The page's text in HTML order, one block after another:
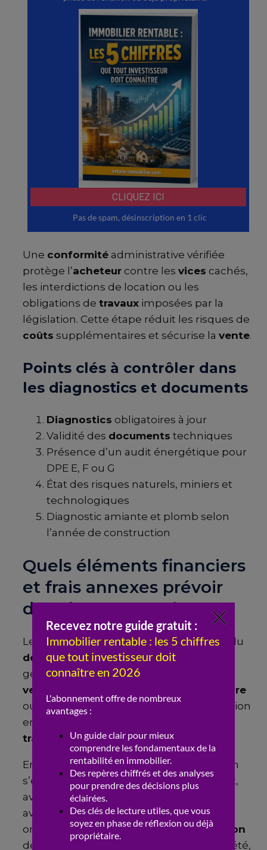
Une conformité administrative vérifiée
protège l’acheteur contre les vices cachés,
les interdictions de location ou les
obligations de travaux imposées par la
législation. Cette étape réduit les risques de
coûts supplémentaires et sécurise la vente.
Points clés à contrôler dans
les diagnostics et documents
Diagnostics obligatoires à jour
Validité des documents techniques
Présence d’un audit énergétique pour
DPE E, F ou G
État des risques naturels, miniers et
technologiques
Diagnostic amiante et plomb selon
l’année de construction
Quels éléments financiers
et frais annexes prévoir
dans le compromis ?
Le compromisdoit préciser le montant du
dépôt de garantieou séquestre,
généralement entre 5 et 10 % du prix de
vente
notaire
ou l’agent immobilier, encadre la restitution
en cas d’
transaction.
En 2026, lesfrais de notairepour l’ancien
s’élèvent à environ 7 à 8 % du prix d’achat,
avec une hausse de 0,5 % appliquée dès
avril pour les droits de mutation à titre
onéreux. Prendre en compte larépartition
des
coûts annexes, charges de copropriété,